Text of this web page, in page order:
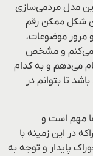
مدل مردمی‌سازی
شکل ممکن رقم
و مرور موضوعات،
می‌کنم و مشخص
می‌دهم و به کدام
تا بتوانم در
مهم است و
در این زمینه با
پایدار و توجه به